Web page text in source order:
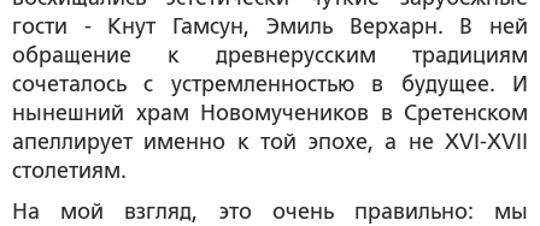
гости - Кнут Гамсун, Эмиль Верхарн. В ней
обращение к древнерусским традициям
сочеталось с устремленностью в будущее. И
нынешний храм Новомучеников в Сретенском
апеллирует именно к той эпохе, а не XVI-XVII
cтолетиям.
На мой взгляд, это очень правильно: мы